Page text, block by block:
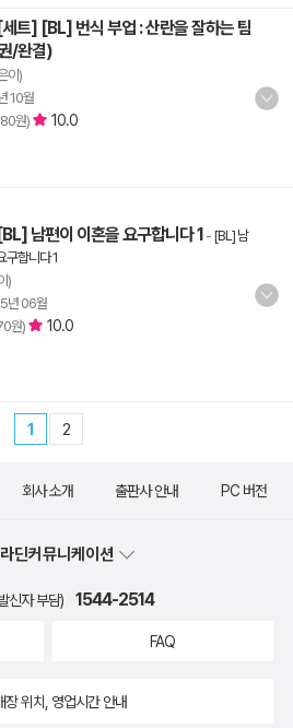
트] [BL] 번식 부업 : 산란을 잘하는 팀
/완결)
이)
10월
원) 10.0
남편이 이혼을 요구합니다 1 - [BL] 남
구합니다 1
)
년 06월
원) 10.0
1 2
회사 소개 출판사 안내 PC 버전
딘커뮤니케이션
신자 부담) 1544-2514
FAQ
장 위치, 영업시간 안내